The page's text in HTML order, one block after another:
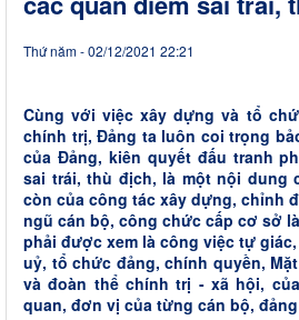
Thứ năm - 02/12/2021 22:21
Cùng với việc xây dựng và tổ
chính trị, Đảng ta luôn coi trọng
của Đảng, kiên quyết đấu tranh
sai trái, thù địch, là một nội dung
còn của công tác xây dựng, chỉnh
ngũ cán bộ, công chức cấp cơ sở
phải được xem là công việc tự
uỷ, tổ chức đảng, chính quyền,
và đoàn thể chính trị - xã hội,
quan, đơn vị của từng cán bộ,